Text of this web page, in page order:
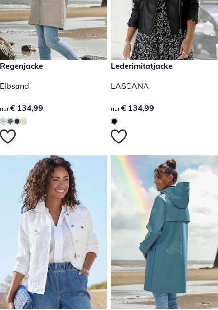
€ 134,99
Regenjacke
Elbsand
€ 134,99
nur € 134,99
€ 134,99
Lederimitatjacke
LASCANA
€ 134,99
nur € 134,99